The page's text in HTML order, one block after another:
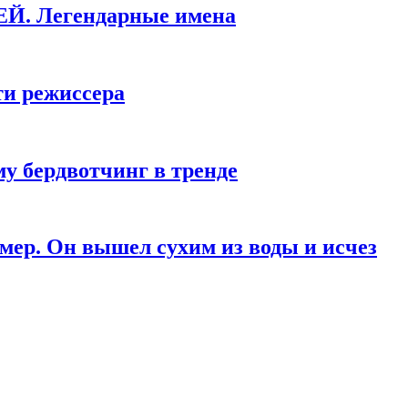
Легендарные имена
режиссера
бердвотчинг в тренде
Он вышел сухим из воды и исчез